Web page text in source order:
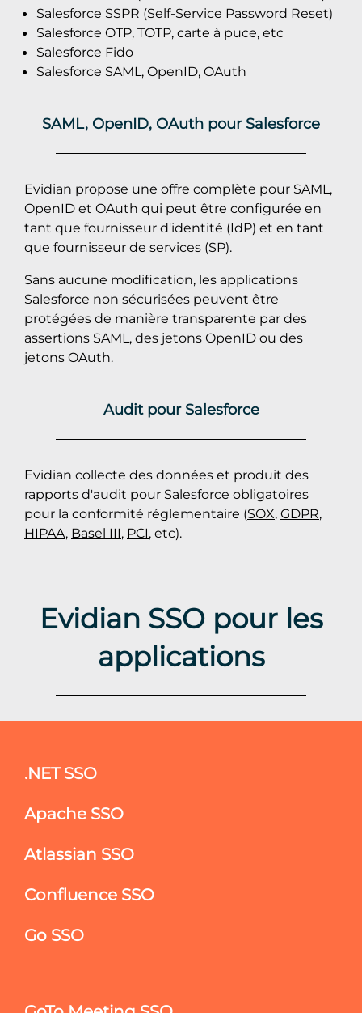
Salesforce SSPR (Self-Service Password Reset)
Salesforce OTP, TOTP, carte à puce, etc
Salesforce Fido
Salesforce SAML, OpenID, OAuth
SAML, OpenID, OAuth pour Salesforce
Evidian propose une offre complète pour SAML,
OpenID et OAuth qui peut être configurée en
tant que fournisseur d'identité (IdP) et en tant
que fournisseur de services (SP).
Sans aucune modification, les applications
Salesforce non sécurisées peuvent être
protégées de manière transparente par des
assertions SAML, des jetons OpenID ou des
jetons OAuth.
Audit pour Salesforce
Evidian collecte des données et produit des
rapports d'audit pour Salesforce obligatoires
pour la conformité réglementaire (SOX, GDPR,
HIPAA, Basel III, PCI, etc).
Evidian SSO pour les
applications
.NET SSO
Apache SSO
Atlassian SSO
Confluence SSO
Go SSO